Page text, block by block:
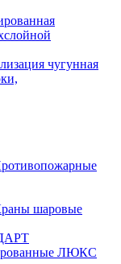
чугунная
шаровые
ЛЮКС